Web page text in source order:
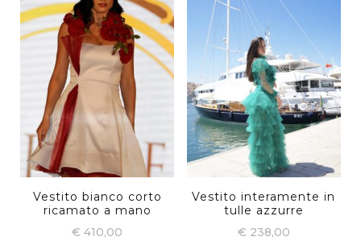
Vestito bianco corto
ricamato a mano
€ 410,00
Vestito interamente in
tulle azzurre
€238,00